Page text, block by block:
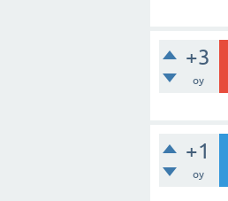
+3
oy
+1
oy